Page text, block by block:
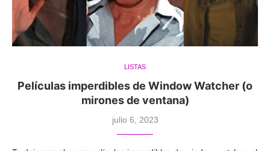
LISTAS
Películas imperdibles de Window Watcher (o
mirones de ventana)
julio 6, 2023